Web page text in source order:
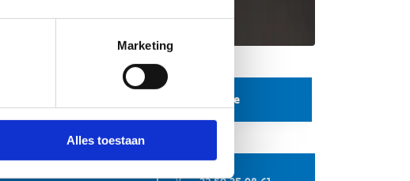
Marketing
Alles toestaan
Meer weten over de sportscube